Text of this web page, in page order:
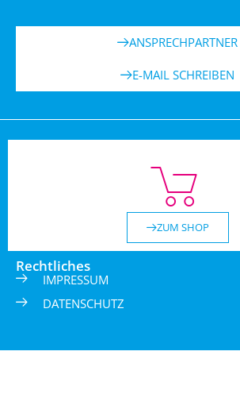
ANSPRECHPARTNER
E-MAIL SCHREIBEN
ZUM SHOP
Rechtliches
IMPRESSUM
DATENSCHUTZ